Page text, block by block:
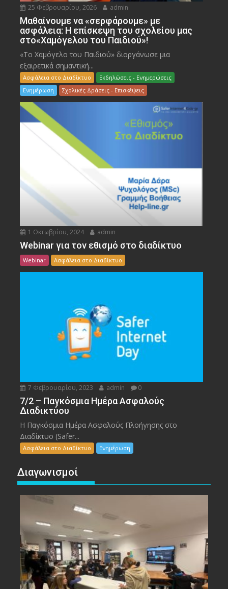
25 Φεβρουαρίου, 2026 admin
Μαθαίνουμε να «σερφάρουμε» με
ασφάλεια: Η επίσκεψη του σχολείου μας
στο«Χαμόγελου του Παιδιού»!
«Το Χαμόγελο του Παιδιού» διοργάνωσε μια
εξαιρετικά σημαντική...
Ασφάλεια στο Διαδίκτυο
Εκδηλώσεις - Ενημερώσεις
Ενημέρωση
Σχολικές Δράσεις - Επισκέψεις
1 Οκτωβρίου, 2024 admin
Webinar για τον εθισμό στο διαδίκτυο
Webinar Ασφάλεια στο Διαδίκτυο
7 Φεβρουαρίου, 2023 admin 0
7/2 – Παγκόσμια Ημέρα Ασφαλούς
Διαδικτύου
Η Παγκόσμια Ημέρα Ασφαλούς Πλοήγησης στο
Διαδίκτυο (Safer...
Ασφάλεια στο Διαδίκτυο Ενημέρωση
Διαγωνισμοί